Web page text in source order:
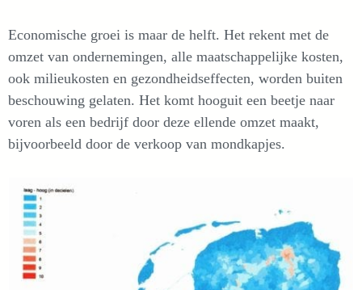
Economische groei is maar de helft. Het rekent met de
omzet van ondernemingen, alle maatschappelijke kosten,
ook milieukosten en gezondheidseffecten, worden buiten
beschouwing gelaten. Het komt hooguit een beetje naar
voren als een bedrijf door deze ellende omzet maakt,
bijvoorbeeld door de verkoop van mondkapjes.